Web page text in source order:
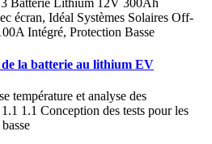
Batterie Lithium 12V 300Ah
écran, Idéal Systèmes Solaires Off-
Intégré, Protection Basse
de la batterie au lithium EV
température et analyse des
1.1 Conception des tests pour les